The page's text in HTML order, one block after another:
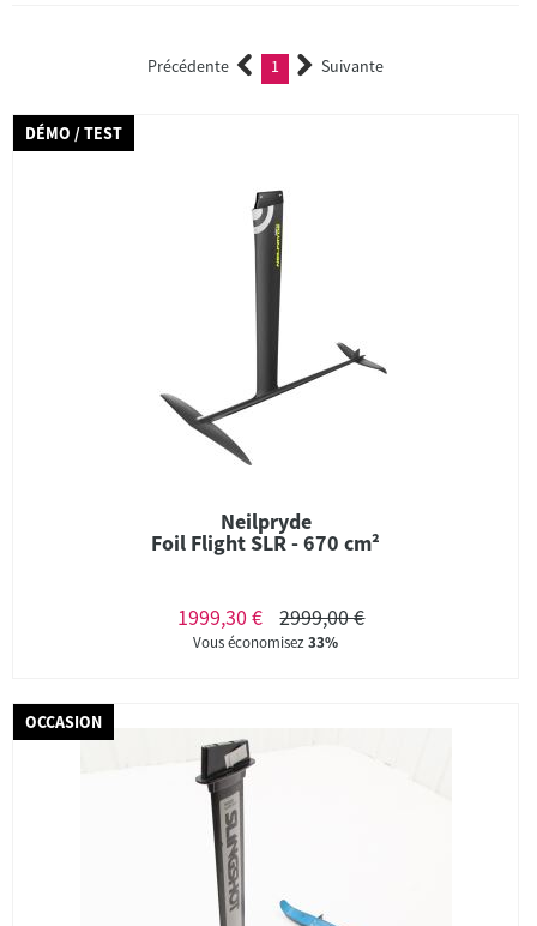
Précédente 1 (current)Suivante
DÉMO / TEST
Neilpryde
Foil Flight SLR - 670 cm²
1999,30 € 2999,00 €
Vous économisez33%
OCCASION